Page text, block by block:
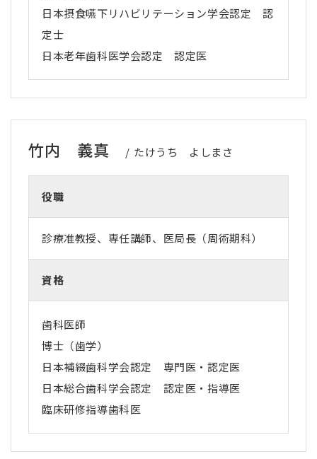
日本摂食嚥下リハビリテーション学会認定 認
定士
日本老年歯科医学会認定 認定医
竹内 義真 たけうち よしまさ
役職
診療准教授、専任講師、医局長（周術期科）
資格
歯科医師
博士（歯学）
日本補綴歯科学会認定 専門医・認定医
日本総合歯科学会認定 認定医・指導医
臨床研修指導歯科医